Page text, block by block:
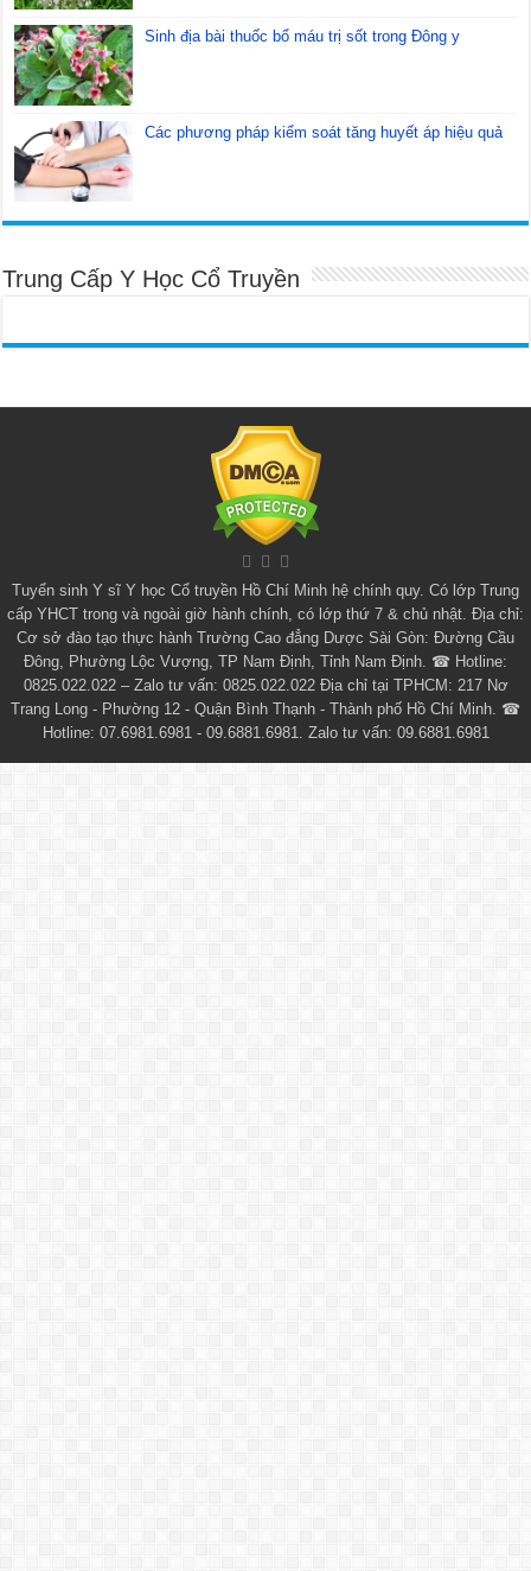
Sinh địa bài thuốc bổ máu trị sốt trong Đông y
Các phương pháp kiểm soát tăng huyết áp hiệu quả
Trung Cấp Y Học Cổ Truyền
Tuyển sinh Y sĩ Y học Cổ truyền Hồ Chí Minh hệ chính quy. Có lớp Trung
cấp YHCT trong và ngoài giờ hành chính, có lớp thứ 7 & chủ nhật. Địa chỉ:
Cơ sở đào tạo thực hành Trường Cao đẳng Dược Sài Gòn: Đường Cầu
Đông, Phường Lộc Vượng, TP Nam Định, Tỉnh Nam Định. ☎ Hotline:
0825.022.022 – Zalo tư vấn: 0825.022.022 Địa chỉ tại TPHCM: 217 Nơ
Trang Long - Phường 12 - Quận Bình Thạnh - Thành phố Hồ Chí Minh. ☎
Hotline: 07.6981.6981 - 09.6881.6981. Zalo tư vấn: 09.6881.6981